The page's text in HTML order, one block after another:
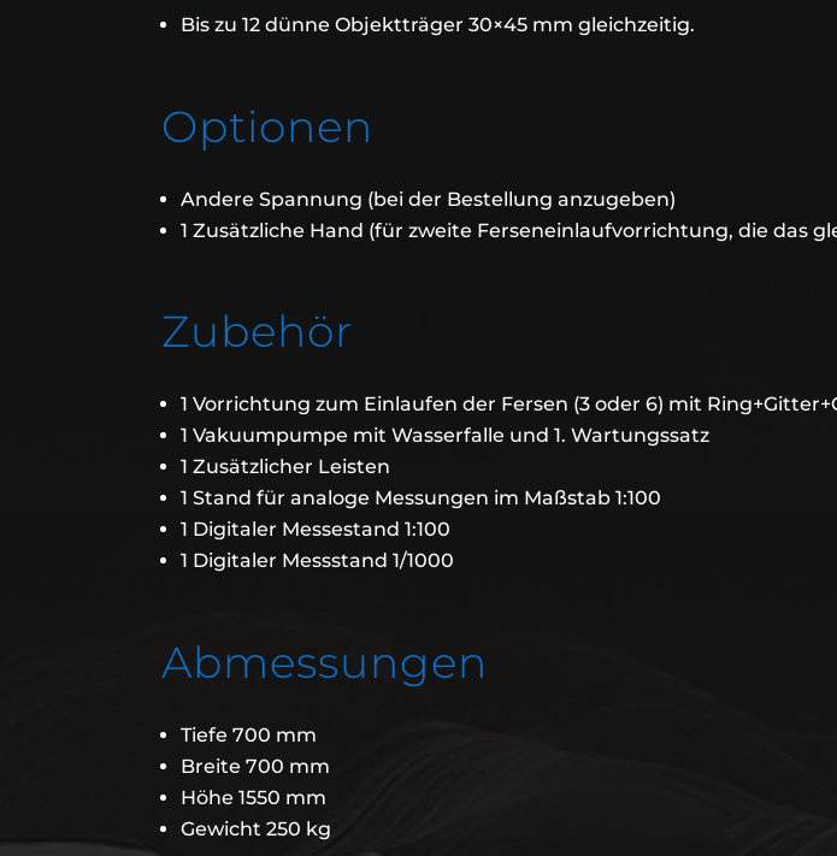
Bis zu 12 dünne Objektträger 30×45 mm gleichzeitig.
Optionen
Andere Spannung (bei der Bestellung anzugeben)
1 Zusätzliche Hand (für zweite Ferseneinlaufvorrichtung, die das
Zubehör
1 Vorrichtung zum Einlaufen der Fersen (3 oder 6) mit
1 Vakuumpumpe mit Wasserfalle und 1. Wartungssatz
1 Zusätzlicher Leisten
1 Stand für analoge Messungen im Maßstab 1:100
1 Digitaler Messestand 1:100
1 Digitaler Messstand 1/1000
Abmessungen
Tiefe 700 mm
Breite 700 mm
Höhe 1550 mm
Gewicht 250 kg